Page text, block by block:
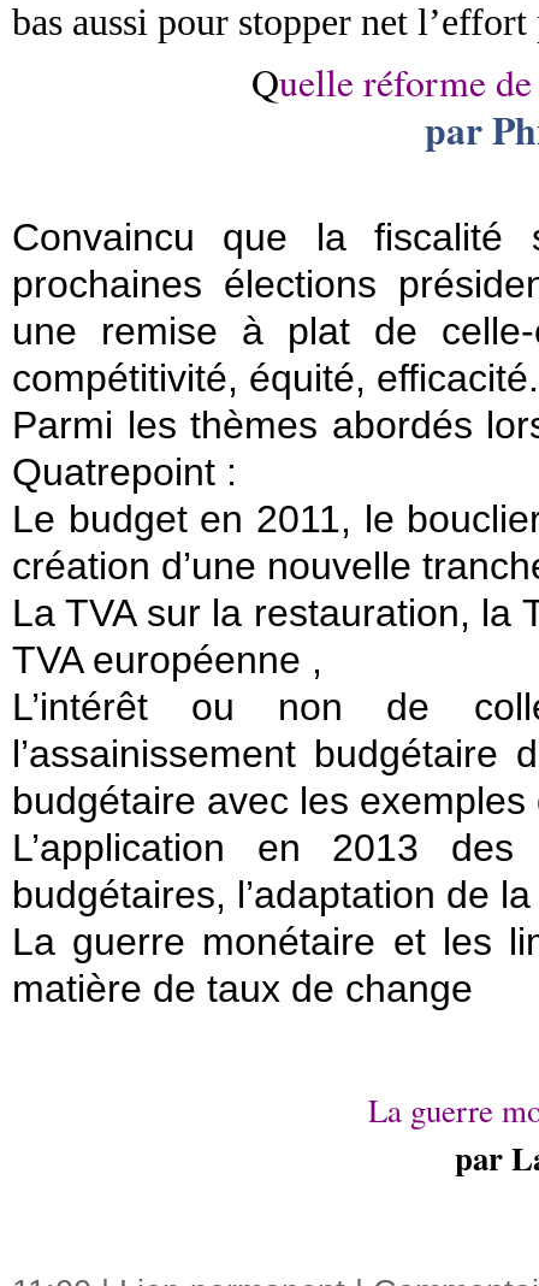
bas aussi pour stopper net
Quelle réforme
par
Convaincu que la fiscalité
prochaines élections
une remise à plat de
compétitivité, équité, efficacité.
Parmi les thèmes abordés
Quatrepoint :
Le budget en 2011, le
création d’une nouvelle
La TVA sur la restauration, la
TVA européenne ,
L’intérêt ou non de
l’assainissement
budgétaire avec les
L’application en 2013 des
budgétaires, l’adaptation de
La guerre monétaire et les
matière de taux de change
La guerre
par